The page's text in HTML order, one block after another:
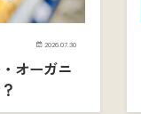
2026.07.30
オーガニ